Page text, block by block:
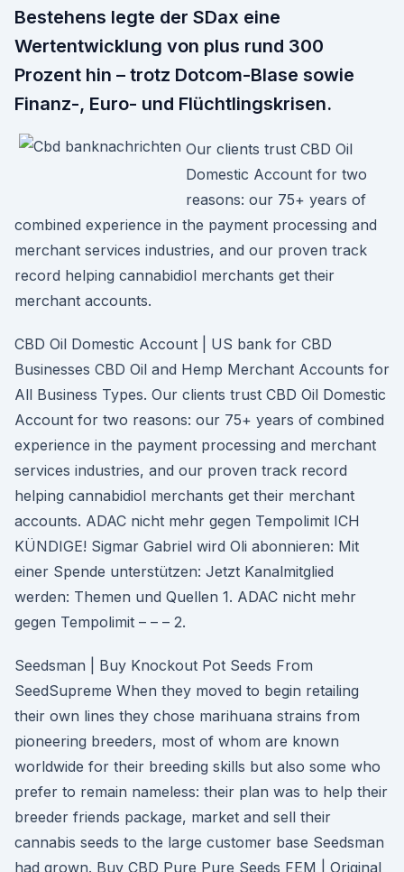
Bestehens legte der SDax eine
Wertentwicklung von plus rund 300
Prozent hin – trotz Dotcom-Blase sowie
Finanz-, Euro- und Flüchtlingskrisen.
Our clients trust CBD Oil
Domestic Account for two
reasons: our 75+ years of
combined experience in the payment processing and
merchant services industries, and our proven track
record helping cannabidiol merchants get their
merchant accounts.
CBD Oil Domestic Account | US bank for CBD
Businesses CBD Oil and Hemp Merchant Accounts for
All Business Types. Our clients trust CBD Oil Domestic
Account for two reasons: our 75+ years of combined
experience in the payment processing and merchant
services industries, and our proven track record
helping cannabidiol merchants get their merchant
accounts. ADAC nicht mehr gegen Tempolimit ICH
KÜNDIGE! Sigmar Gabriel wird Oli abonnieren: Mit
einer Spende unterstützen: Jetzt Kanalmitglied
werden: Themen und Quellen 1. ADAC nicht mehr
gegen Tempolimit – – – 2.
Seedsman | Buy Knockout Pot Seeds From
SeedSupreme When they moved to begin retailing
their own lines they chose marihuana strains from
pioneering breeders, most of whom are known
worldwide for their breeding skills but also some who
prefer to remain nameless: their plan was to help their
breeder friends package, market and sell their
cannabis seeds to the large customer base Seedsman
had grown. Buy CBD Pure Pure Seeds FEM | Original